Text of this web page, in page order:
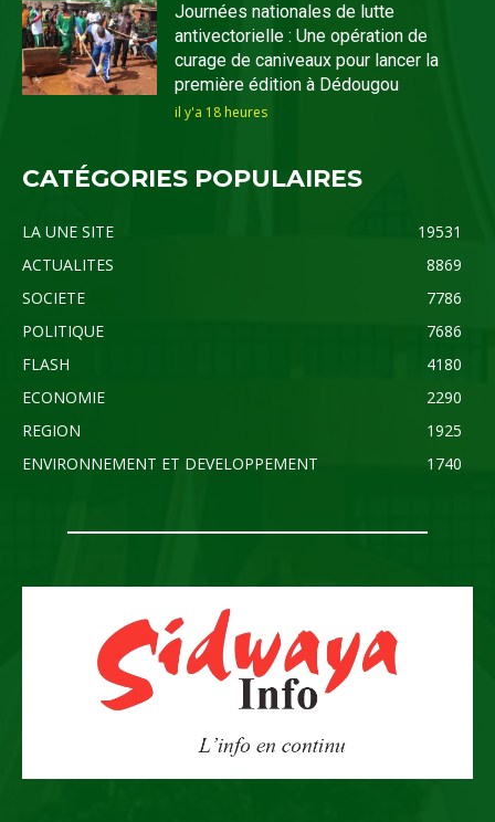
Journées nationales de lutte
antivectorielle : Une opération de
curage de caniveaux pour lancer la
première édition à Dédougou
il y'a 18 heures
CATÉGORIES POPULAIRES
LA UNE SITE
19531
ACTUALITES
8869
SOCIETE
7786
POLITIQUE
7686
FLASH
4180
ECONOMIE
2290
REGION
1925
ENVIRONNEMENT ET DEVELOPPEMENT
1740